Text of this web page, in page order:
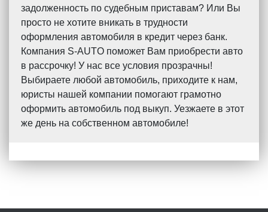
задолженность по судебным приставам? Или Вы
просто не хотите вникать в трудности
оформления автомобиля в кредит через банк.
Компания S-AUTO поможет Вам приобрести авто
в рассрочку! У нас все условия прозрачны!
Выбираете любой автомобиль, приходите к нам,
юристы нашей компании помогают грамотно
оформить автомобиль под выкуп. Уезжаете в этот
же день на собственном автомобиле!